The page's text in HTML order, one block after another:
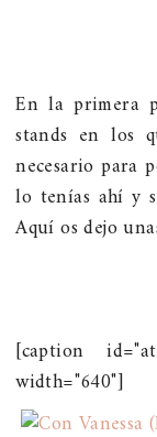
En la primera
stands en los
necesario para
lo tenías ahí y
Aquí os dejo
[caption
width="640"]